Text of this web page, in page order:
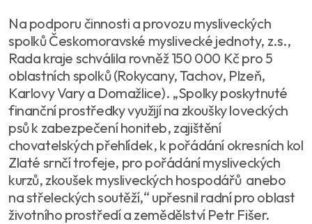
Na podporu činnosti a provozu mysliveckých
spolků Českomoravské myslivecké jednoty, z.s.,
Rada kraje schválila rovněž 150 000 Kč pro 5
oblastních spolků (Rokycany, Tachov, Plzeň,
Karlovy Vary a Domažlice). „Spolky poskytnuté
finanční prostředky využijí na zkoušky loveckých
psů k zabezpečení honiteb, zajištění
chovatelských přehlídek, k pořádání okresních kol
Zlaté srnčí trofeje, pro pořádání mysliveckých
kurzů, zkoušek mysliveckých hospodářů anebo
na střeleckých soutěží,“ upřesnil radní pro oblast
životního prostředí a zemědělství Petr Fišer.